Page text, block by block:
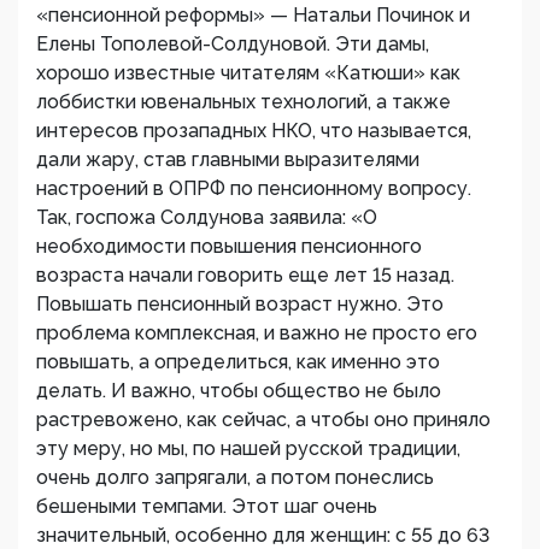
«пенсионной реформы» — Натальи Починок и
Елены Тополевой-Солдуновой. Эти дамы,
хорошо известные читателям «Катюши» как
лоббистки ювенальных технологий, а также
интересов прозападных НКО, что называется,
дали жару, став главными выразителями
настроений в ОПРФ по пенсионному вопросу.
Так, госпожа Солдунова заявила: «О
необходимости повышения пенсионного
возраста начали говорить еще лет 15 назад.
Повышать пенсионный возраст нужно. Это
проблема комплексная, и важно не просто его
повышать, а определиться, как именно это
делать. И важно, чтобы общество не было
растревожено, как сейчас, а чтобы оно приняло
эту меру, но мы, по нашей русской традиции,
очень долго запрягали, а потом понеслись
бешеными темпами. Этот шаг очень
значительный, особенно для женщин: с 55 до 63